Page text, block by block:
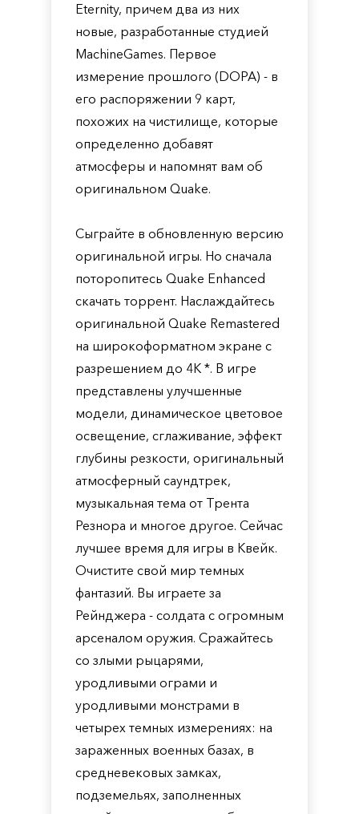
Eternity, причем два из них
новые, разработанные студией
MachineGames. Первое
измерение прошлого (DOPA) - в
его распоряжении 9 карт,
похожих на чистилище, которые
определенно добавят
атмосферы и напомнят вам об
оригинальном Quake.
Сыграйте в обновленную версию
оригинальной игры. Но сначала
поторопитесь Quake Enhanced
скачать торрент. Наслаждайтесь
оригинальной Quake Remastered
на широкоформатном экране с
разрешением до 4K *. В игре
представлены улучшенные
модели, динамическое цветовое
освещение, сглаживание, эффект
глубины резкости, оригинальный
атмосферный саундтрек,
музыкальная тема от Трента
Резнора и многое другое. Сейчас
лучшее время для игры в Квейк.
Очистите свой мир темных
фантазий. Вы играете за
Рейнджера - солдата с огромным
арсеналом оружия. Сражайтесь
со злыми рыцарями,
уродливыми ограми и
уродливыми монстрами в
четырех темных измерениях: на
зараженных военных базах, в
средневековых замках,
подземельях, заполненных